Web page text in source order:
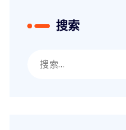
搜索
索：